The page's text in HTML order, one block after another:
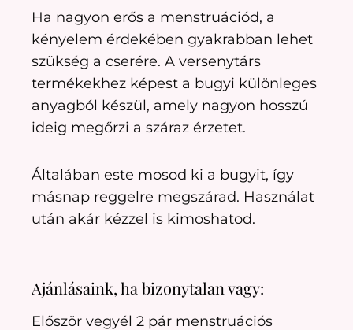
Ha nagyon erős a menstruációd, a
kényelem érdekében gyakrabban lehet
szükség a cserére. A versenytárs
termékekhez képest a bugyi különleges
anyagból készül, amely nagyon hosszú
ideig megőrzi a száraz érzetet.
Általában este mosod ki a bugyit, így
másnap reggelre megszárad. Használat
után akár kézzel is kimoshatod.
Ajánlásaink, ha bizonytalan vagy:
Először vegyél 2 pár menstruációs